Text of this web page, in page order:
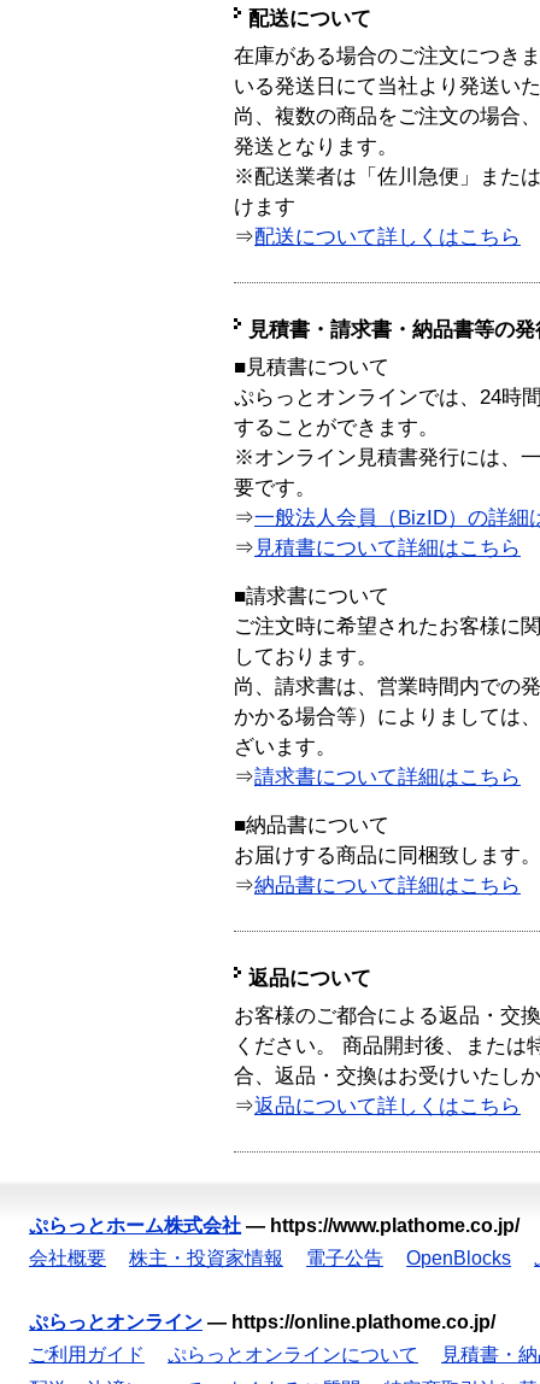
配送について
在庫がある場合のご注文につき
いる発送日にて当社より発送い
尚、複数の商品をご注文の場合
発送となります。
※配送業者は「佐川急便」また
けます
⇒配送について詳しくはこちら
見積書・請求書・納品書等の
■見積書について
ぷらっとオンラインでは、24時
することができます。
※オンライン見積書発行には、
要です。
⇒一般法人会員（BizID）の詳細
⇒ 見積書について詳細はこちら
■請求書について
ご注文時に希望されたお客様に
しております。
尚、請求書は、営業時間内での
かかる場合等）によりましては
ざいます。
⇒請求書について詳細はこちら
■納品書について
お届けする商品に同梱致します。
⇒納品書について詳細はこちら
返品について
お客様のご都合による返品・交
ください。 商品開封後、または
合、返品・交換はお受けいたし
⇒返品について詳しくはこちら
ぷらっとホーム株式会社 — https://www.plathome.co.jp/
会社概要
株主・投資家情報 電子公告 OpenBlocks
ぷらっとオンライン — https://online.plathome.co.jp/
ご利用ガイド
ぷらっとオンラインについて
見積書・